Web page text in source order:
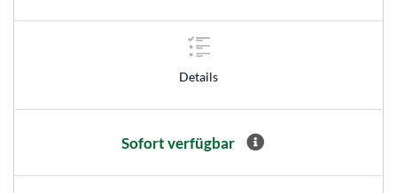
Details
Sofort verfügbar